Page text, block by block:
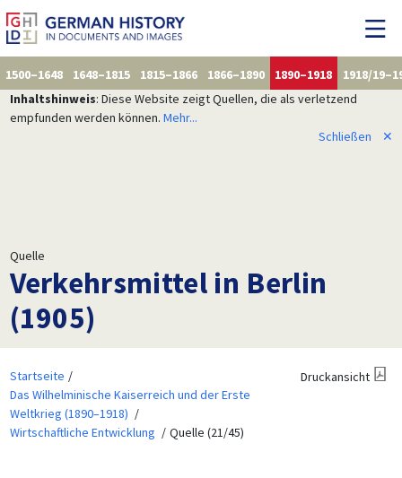
1500–1648 1648–1815 1815–1866 1866–1890 1890–1918
1918/
Inhaltshinweis: Diese Website zeigt Quellen, die als verletzend
empfunden werden können. Mehr...
Schließen
✕
Quelle
Verkehrsmittel in Berlin
(1905)
Startseite
Das Wilhelminische Kaiserreich und der Erste
Weltkrieg (1890–1918)
Wirtschaftliche Entwicklung
Quelle (21/45)
Druckansicht